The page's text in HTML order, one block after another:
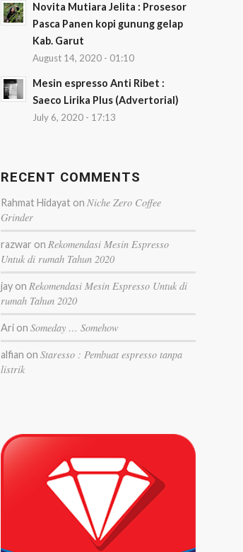
Novita Mutiara Jelita : Prosesor
Pasca Panen kopi gunung gelap
Kab. Garut
August 14, 2020 - 01:10
Mesin espresso Anti Ribet :
Saeco Lirika Plus (Advertorial)
July 6, 2020 - 17:13
RECENT COMMENTS
Rahmat Hidayat on Niche Zero Coffee
Grinder
razwar on Rekomendasi Mesin Espresso
Untuk di rumah Tahun 2020
jay on Rekomendasi Mesin Espresso Untuk di
rumah Tahun 2020
Ari onSomeday … Somehow
alfian onStaresso : Pembuat espresso tanpa
listrik